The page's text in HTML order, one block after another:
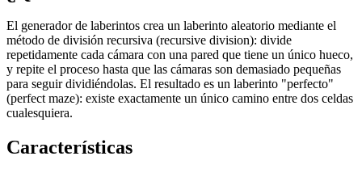
El generador de laberintos crea un laberinto aleatorio mediante el
método de división recursiva (recursive division): divide
repetidamente cada cámara con una pared que tiene un único hueco,
y repite el proceso hasta que las cámaras son demasiado pequeñas
para seguir dividiéndolas. El resultado es un laberinto "perfecto"
(perfect maze): existe exactamente un único camino entre dos celdas
cualesquiera.
Características